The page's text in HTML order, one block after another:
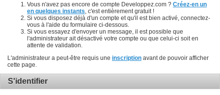
Vous n'avez pas encore de compte Developpez.com ? Créez-en un
en quelques instants , c'est entièrement gratuit !
Si vous disposez déjà d'un compte et qu'il est bien activé, connectez-
vous à l'aide du formulaire ci-dessous.
Si vous essayez d'envoyer un message, il est possible que
l'administrateur ait désactivé votre compte ou que celui-ci soit en
attente de validation.
L'administrateur a peut-être requis une inscription avant de pouvoir afficher
cette page.
S'identifier